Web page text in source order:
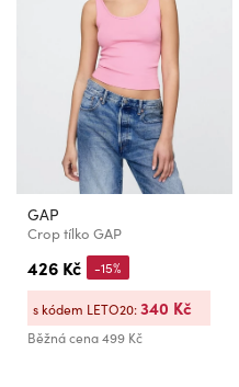
GAP
Crop tílko GAP
426 Kč
Běžná cena499 Kč
-15%
s kódem LETO20:340 Kč